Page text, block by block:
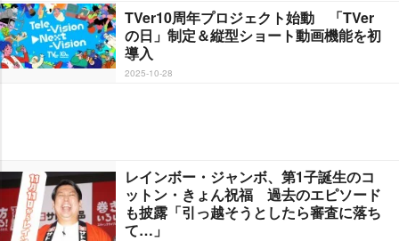
TVer10周年プロジェクト始動 「TVer
の日」制定＆縦型ショート動画機能を初
導入
2025-10-28
レインボー・ジャンボ、第1子誕生のコ
ットン・きょん祝福 過去のエピソード
も披露「引っ越そうとしたら審査に落ち
て…」